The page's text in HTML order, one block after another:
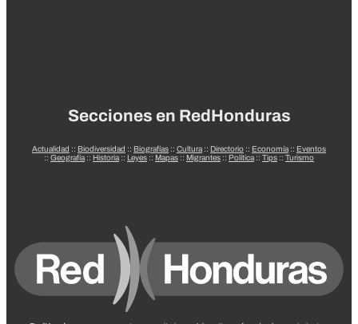
Secciones en RedHonduras
Actualidad :: Biodiversidad :: Biografías :: Cultura :: Directorio :: Economía :: Eventos
:: Geografía :: Historia :: Leyes :: Mapas :: Migrantes :: Política :: Tips :: Turismo